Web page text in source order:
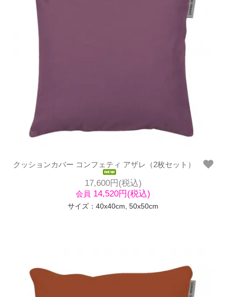
クッションカバー コンフェティ アザレ（2枚セット）
17,600円(税込)
会員 14,520円(税込)
サイズ：40x40cm, 50x50cm